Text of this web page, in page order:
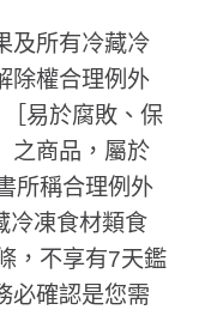
及所有冷藏冷
除權合理例外
易於腐敗、保
之商品，屬於
所稱合理例外
冷凍食材類食
，不享有7天鑑
必確認是您需